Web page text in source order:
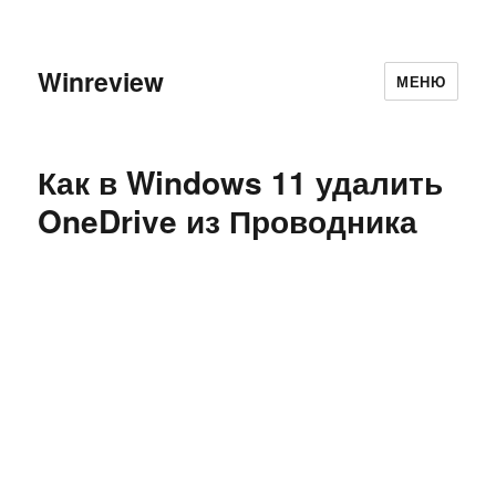
Winreview МЕНЮ
Как в Windows 11 удалить
OneDrive из Проводника